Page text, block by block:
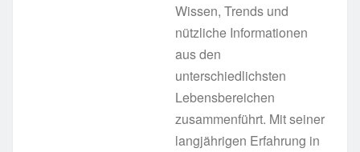
Wissen, Trends und
nützliche Informationen
aus den
unterschiedlichsten
Lebensbereichen
zusammenführt. Mit seiner
langjährigen Erfahrung in